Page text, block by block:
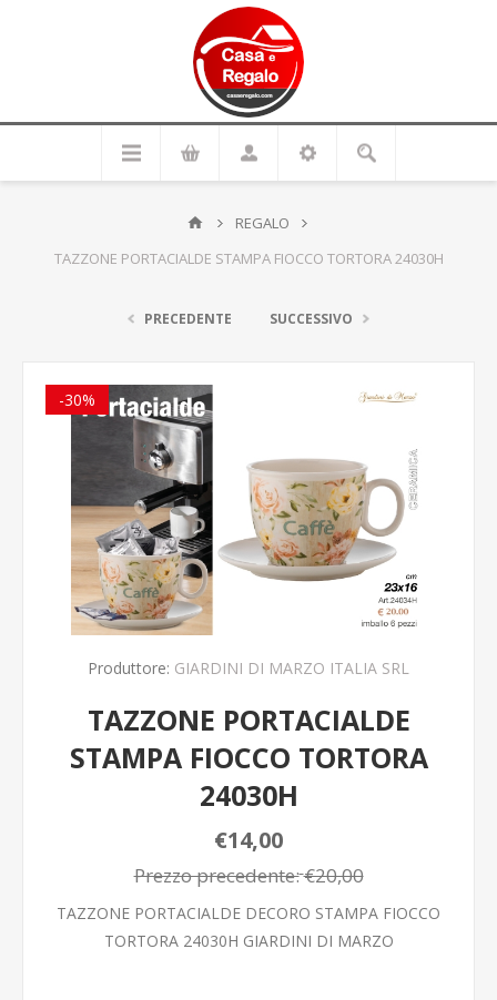
REGALO
TAZZONE PORTACIALDE STAMPA FIOCCO TORTORA 24030H
PRECEDENTE SUCCESSIVO
-30%
Produttore: GIARDINI DI MARZO ITALIA SRL
TAZZONE PORTACIALDE
STAMPA FIOCCO TORTORA
24030H
€14,00
Prezzo precedente:€20,00
TAZZONE PORTACIALDE DECORO STAMPA FIOCCO
TORTORA 24030H GIARDINI DI MARZO